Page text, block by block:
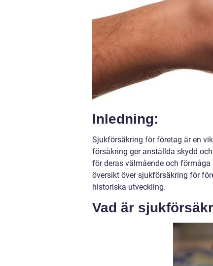
Inledning:
Sjukförsäkring för företag är en
försäkring ger anställda skydd
för deras välmående och
översikt över sjukförsäkring för
historiska utveckling.
Vad är